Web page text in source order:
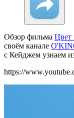
Обзор фильма Цвет
своём канале
с Кейджем узнаем
https://